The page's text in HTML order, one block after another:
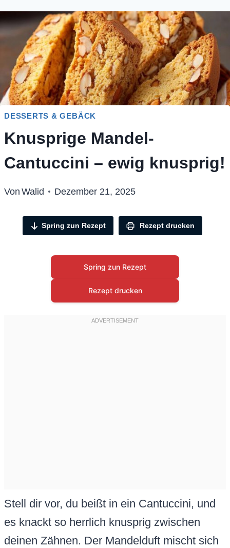
DESSERTS & GEBÄCK
Knusprige Mandel-
Cantuccini – ewig knusprig!
Von Walid Dezember 21, 2025
Spring zun Rezept Rezept drucken
Spring zun Rezept
Rezept drucken
Stell dir vor, du beißt in ein Cantuccini, und
es knackt so herrlich knusprig zwischen
deinen Zähnen. Der Mandelduft mischt sich